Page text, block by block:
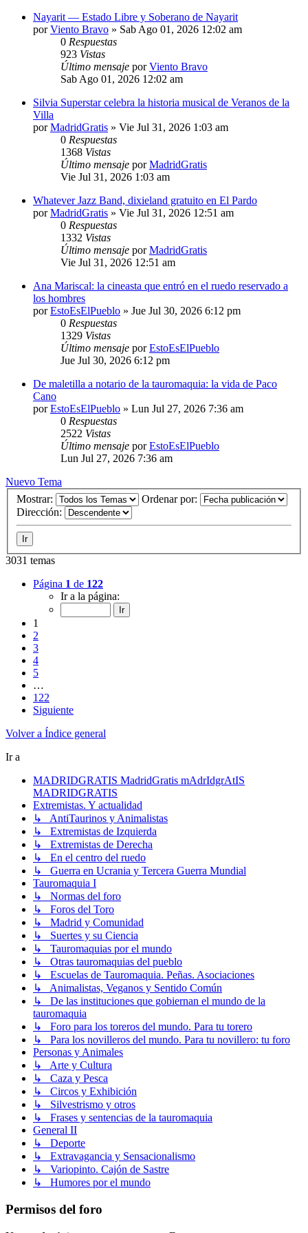
Nayarit — Estado Libre y Soberano de Nayarit
porViento Bravo » Sab Ago 01, 2026 12:02 am
0 Respuestas
923 Vistas
Último mensaje porViento Bravo
Sab Ago 01, 2026 12:02 am
Silvia Superstar celebra la historia musical de Veranos de la
Villa
porMadridGratis » Vie Jul 31, 2026 1:03 am
0 Respuestas
1368 Vistas
Último mensaje porMadridGratis
Vie Jul 31, 2026 1:03 am
Whatever Jazz Band, dixieland gratuito en El Pardo
porMadridGratis » Vie Jul 31, 2026 12:51 am
0 Respuestas
1332 Vistas
Último mensaje porMadridGratis
Vie Jul 31, 2026 12:51 am
Ana Mariscal: la cineasta que entró en el ruedo reservado a
los hombres
porEstoEsElPueblo » Jue Jul 30, 2026 6:12 pm
0 Respuestas
1329 Vistas
Último mensaje porEstoEsElPueblo
Jue Jul 30, 2026 6:12 pm
De maletilla a notario de la tauromaquia: la vida de Paco
Cano
porEstoEsElPueblo » Lun Jul 27, 2026 7:36 am
0 Respuestas
2522 Vistas
Último mensaje porEstoEsElPueblo
Lun Jul 27, 2026 7:36 am
Nuevo Tema
Mostrar:
Ordenar por:
Dirección:
3031 temas
Página 1 de 122
Ir a la página:
1
2
3
4
5
…
122
Siguiente
Volver a Índice general
Ir a
MADRIDGRATIS MadridGratis mAdrIdgrAtIS
MADRIDGRATIS
Extremistas. Y actualidad
↳ AntiTaurinos y Animalistas
↳ Extremistas de Izquierda
↳ Extremistas de Derecha
↳ En el centro del ruedo
↳ Guerra en Ucrania y Tercera Guerra Mundial
Tauromaquia I
↳ Normas del foro
↳ Foros del Toro
↳ Madrid y Comunidad
↳ Suertes y su Ciencia
↳ Tauromaquias por el mundo
↳ Otras tauromaquias del pueblo
↳ Escuelas de Tauromaquia. Peñas. Asociaciones
↳ Animalistas, Veganos y Sentido Común
↳ De las instituciones que gobiernan el mundo de la
tauromaquia
↳ Foro para los toreros del mundo. Para tu torero
↳ Para los novilleros del mundo. Para tu novillero: tu foro
Personas y Animales
↳ Arte y Cultura
↳ Caza y Pesca
↳ Circos y Exhibición
↳ Silvestrismo y otros
↳ Frases y sentencias de la tauromaquia
General II
↳ Deporte
↳ Extravagancia y Sensacionalismo
↳ Variopinto. Cajón de Sastre
↳ Humores por el mundo
Permisos del foro